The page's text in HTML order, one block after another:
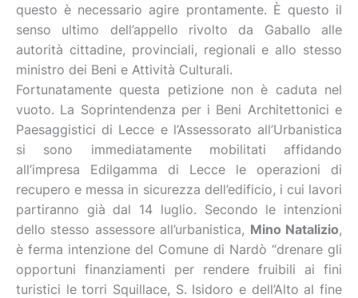
questo è necessario agire prontamente. È questo il
senso ultimo dell’appello rivolto da Gaballo alle
autorità cittadine, provinciali, regionali e allo stesso
ministro dei Beni e Attività Culturali.
Fortunatamente questa petizione non è caduta nel
vuoto. La Soprintendenza per i Beni Architettonici e
Paesaggistici di Lecce e l’Assessorato all’Urbanistica
si sono immediatamente mobilitati affidando
all’impresa Edilgamma di Lecce le operazioni di
recupero e messa in sicurezza dell’edificio, i cui lavori
partiranno già dal 14 luglio. Secondo le intenzioni
dello stesso assessore all’urbanistica, Mino Natalizio,
è ferma intenzione del Comune di Nardò “drenare gli
opportuni finanziamenti per rendere fruibili ai fini
turistici le torri Squillace, S. Isidoro e dell’Alto al fine